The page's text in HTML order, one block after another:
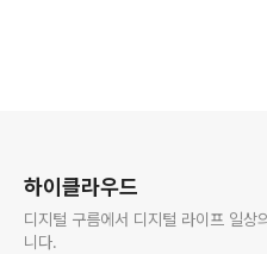
하이클라우드
디지털 구름에서 디지털 라이프 일상
니다.